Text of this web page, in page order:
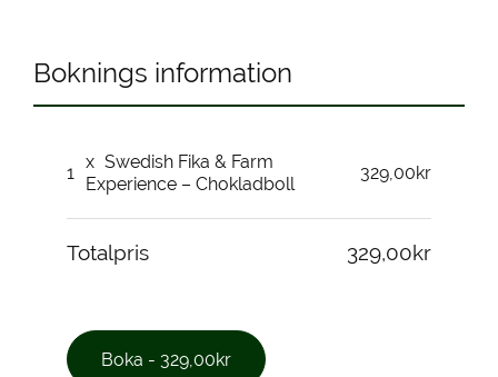
Boknings information
1
x Swedish Fika & Farm
Experience – Chokladboll
329,00kr
Totalpris 329,00kr